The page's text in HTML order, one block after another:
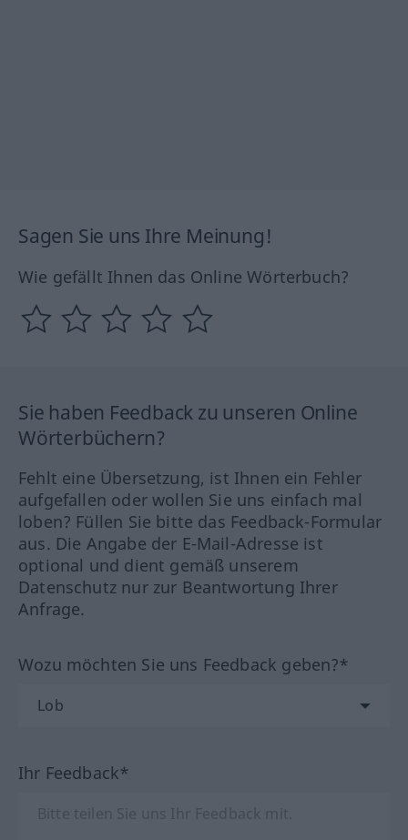
Sagen Sie uns Ihre Meinung!
Wie gefällt Ihnen das Online Wörterbuch?
Sie haben Feedback zu unseren Online
Wörterbüchern?
Fehlt eine Übersetzung, ist Ihnen ein Fehler
aufgefallen oder wollen Sie uns einfach mal
loben? Füllen Sie bitte das Feedback-Formular
aus. Die Angabe der E-Mail-Adresse ist
optional und dient gemäß unserem
Datenschutz nur zur Beantwortung Ihrer
Anfrage.
Wozu möchten Sie uns Feedback geben?*
Ihr Feedback*